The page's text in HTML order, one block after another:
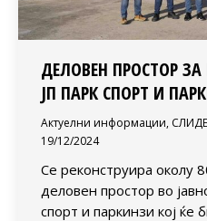
ДЕЛОВЕН ПРОСТОР
ЈП ПАРК СПОРТ И
Актуелни информации,
19/12/2024
Се реконструира околу
деловен простор во
спорт и паркинзи кој ќе